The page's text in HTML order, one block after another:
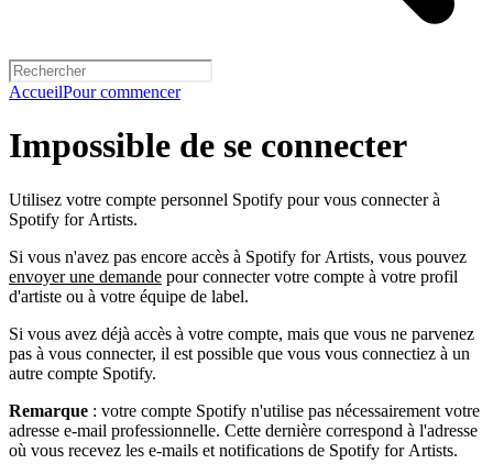
AccueilPour commencer
Impossible de se connecter
Utilisez votre compte personnel Spotify pour vous connecter à
Spotify for Artists.
Si vous n'avez pas encore accès à Spotify for Artists, vous pouvez
envoyer une demande pour connecter votre compte à votre profil
d'artiste ou à votre équipe de label.
Si vous avez déjà accès à votre compte, mais que vous ne parvenez
pas à vous connecter, il est possible que vous vous connectiez à un
autre compte Spotify.
Remarque : votre compte Spotify n'utilise pas nécessairement votre
adresse e-mail professionnelle. Cette dernière correspond à l'adresse
où vous recevez les e-mails et notifications de Spotify for Artists.